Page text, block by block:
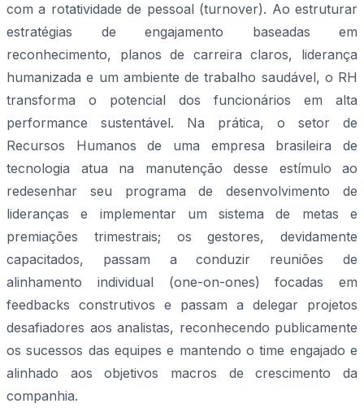
com a rotatividade de pessoal (turnover). Ao estruturar
estratégias de engajamento baseadas em
reconhecimento, planos de carreira claros, liderança
humanizada e um ambiente de trabalho saudável, o RH
transforma o potencial dos funcionários em alta
performance sustentável. Na prática, o setor de
Recursos Humanos de uma empresa brasileira de
tecnologia atua na manutenção desse estímulo ao
redesenhar seu programa de desenvolvimento de
lideranças e implementar um sistema de metas e
premiações trimestrais; os gestores, devidamente
capacitados, passam a conduzir reuniões de
alinhamento individual (one-on-ones) focadas em
feedbacks construtivos e passam a delegar projetos
desafiadores aos analistas, reconhecendo publicamente
os sucessos das equipes e mantendo o time engajado e
alinhado aos objetivos macros de crescimento da
companhia.